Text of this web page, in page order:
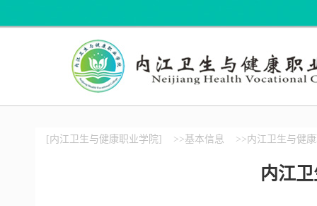
[内江卫生与健康职业学院] >>基本信息 >>内江卫生与健
内江